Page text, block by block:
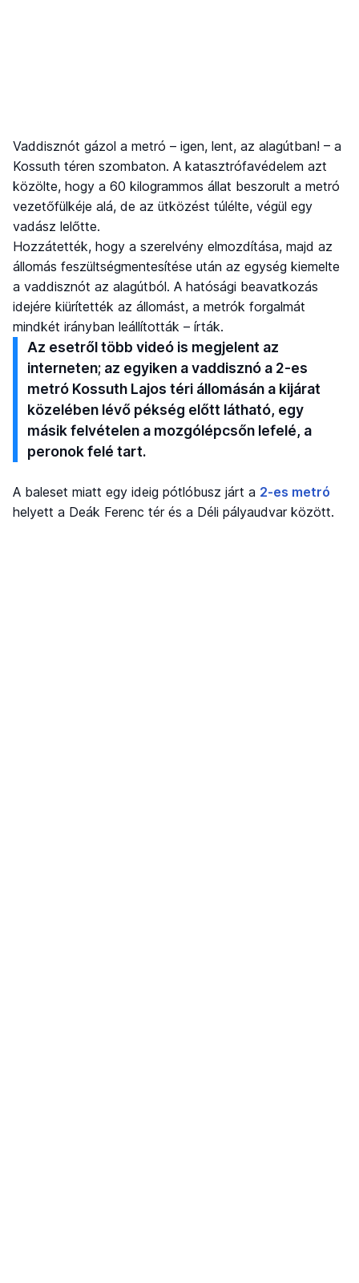
Vaddisznót gázol a metró – igen, lent, az alagútban! – a
Kossuth téren szombaton. A katasztrófavédelem azt
közölte, hogy a 60 kilogrammos állat beszorult a metró
vezetőfülkéje alá, de az ütközést túlélte, végül egy
vadász lelőtte.
Hozzátették, hogy a szerelvény elmozdítása, majd az
állomás feszültségmentesítése után az egység kiemelte
a vaddisznót az alagútból. A hatósági beavatkozás
idejére kiürítették az állomást, a metrók forgalmát
mindkét irányban leállították – írták.
Az esetről több videó is megjelent az
interneten; az egyiken a vaddisznó a 2-es
metró Kossuth Lajos téri állomásán a kijárat
közelében lévő pékség előtt látható, egy
másik felvételen a mozgólépcsőn lefelé, a
peronok felé tart.
A baleset miatt egy ideig pótlóbusz járt a 2-es metró
helyett a Deák Ferenc tér és a Déli pályaudvar között.